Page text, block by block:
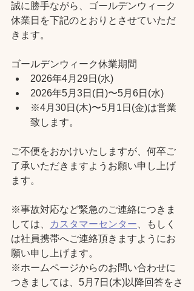
誠に勝手ながら、ゴールデンウィーク
休業日を下記のとおりとさせていただ
きます。
ゴールデンウィーク休業期間
2026年4月29日(水)
2026年5月3日(日)〜5月6日(水)
※4月30日(木)〜5月1日(金)は営業
致します。
ご不便をおかけいたしますが、何卒ご
了承いただきますようお願い申し上げ
ます。
※事故対応など緊急のご連絡につきま
しては、
カスタマーセンター 、もしく
は社員携帯へご連絡頂きますようにお
願い申し上げます。
※ホームページからのお問い合わせに
つきましては、5月7日(木)以降回答をさ